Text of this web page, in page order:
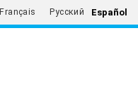
Français Русский Español